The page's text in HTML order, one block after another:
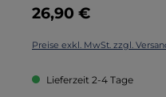
Regulärer Preis:
26,90 €
Preise exkl. MwSt. zzgl.
Lieferzeit 2-4 Tage